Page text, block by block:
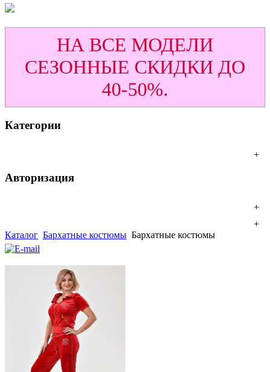
НА ВСЕ МОДЕЛИ
СЕЗОННЫЕ СКИДКИ ДО
40-50%.
Категории
+
Авторизация
+
+
Каталог Бархатные костюмы Бархатные костюмы